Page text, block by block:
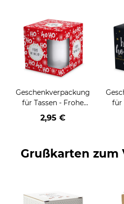
Geschenkverpackung
für Tassen - Frohe
Weihnachten - HO
HO HO - rot
2,95 €
für
Grußkarten zum